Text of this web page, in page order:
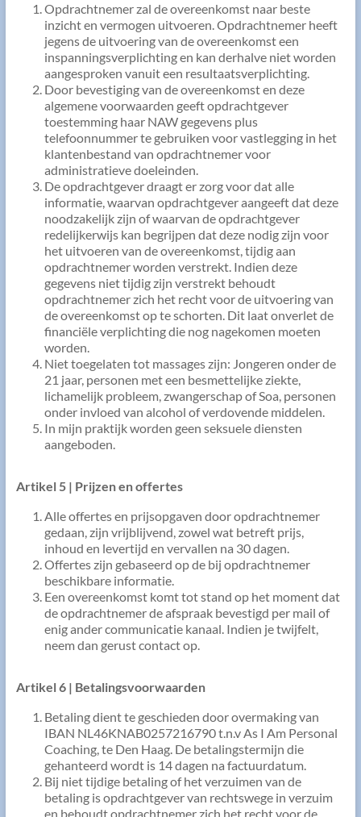
Opdrachtnemer zal de overeenkomst naar beste
inzicht en vermogen uitvoeren. Opdrachtnemer heeft
jegens de uitvoering van de overeenkomst een
inspanningsverplichting en kan derhalve niet worden
aangesproken vanuit een resultaatsverplichting.
Door bevestiging van de overeenkomst en deze
algemene voorwaarden geeft opdrachtgever
toestemming haar NAW gegevens plus
telefoonnummer te gebruiken voor vastlegging in het
klantenbestand van opdrachtnemer voor
administratieve doeleinden.
De opdrachtgever draagt er zorg voor dat alle
informatie, waarvan opdrachtgever aangeeft dat deze
noodzakelijk zijn of waarvan de opdrachtgever
redelijkerwijs kan begrijpen dat deze nodig zijn voor
het uitvoeren van de overeenkomst, tijdig aan
opdrachtnemer worden verstrekt. Indien deze
gegevens niet tijdig zijn verstrekt behoudt
opdrachtnemer zich het recht voor de uitvoering van
de overeenkomst op te schorten. Dit laat onverlet de
financiële verplichting die nog nagekomen moeten
worden.
Niet toegelaten tot massages zijn: Jongeren onder de
21 jaar, personen met een besmettelijke ziekte,
lichamelijk probleem, zwangerschap of Soa, personen
onder invloed van alcohol of verdovende middelen.
In mijn praktijk worden geen seksuele diensten
aangeboden.
Artikel 5 | Prijzen en offertes
Alle offertes en prijsopgaven door opdrachtnemer
gedaan, zijn vrijblijvend, zowel wat betreft prijs,
inhoud en levertijd en vervallen na 30 dagen.
Offertes zijn gebaseerd op de bij opdrachtnemer
beschikbare informatie.
Een overeenkomst komt tot stand op het moment dat
de opdrachtnemer de afspraak bevestigd per mail of
enig ander communicatie kanaal. Indien je twijfelt,
neem dan gerust contact op.
Artikel 6 | Betalingsvoorwaarden
Betaling dient te geschieden door overmaking van
IBAN NL46KNAB0257216790 t.n.v As I Am Personal
Coaching, te Den Haag. De betalingstermijn die
gehanteerd wordt is 14 dagen na factuurdatum.
Bij niet tijdige betaling of het verzuimen van de
betaling is opdrachtgever van rechtswege in verzuim
en behoudt opdrachtnemer zich het recht voor de